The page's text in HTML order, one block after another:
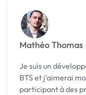
Mathéo Thomas
Je suis un
BTS et j'aimerai
participant à des